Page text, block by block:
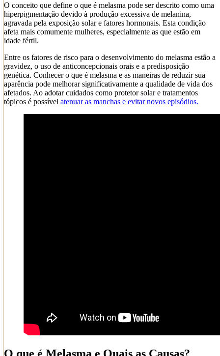
O conceito que define o que é melasma pode ser descrito como uma
hiperpigmentação devido à produção excessiva de melanina,
agravada pela exposição solar e fatores hormonais. Esta condição
afeta mais comumente mulheres, especialmente as que estão em
idade fértil.
Entre os fatores de risco para o desenvolvimento do melasma estão a
gravidez, o uso de anticoncepcionais orais e a predisposição
genética. Conhecer o que é melasma e as maneiras de reduzir sua
aparência pode melhorar significativamente a qualidade de vida dos
afetados. Ao adotar cuidados como protetor solar e tratamentos
tópicos é possível atenuar as manchas e evitar novos episódios.
O que é Melasma e Quais as Causas?